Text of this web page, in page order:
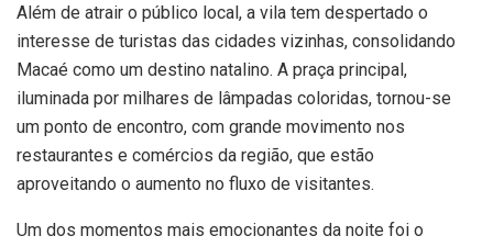
Além de atrair o público local, a vila tem despertado o
interesse de turistas das cidades vizinhas, consolidando
Macaé como um destino natalino. A praça principal,
iluminada por milhares de lâmpadas coloridas, tornou-se
um ponto de encontro, com grande movimento nos
restaurantes e comércios da região, que estão
aproveitando o aumento no fluxo de visitantes.
Um dos momentos mais emocionantes da noite foi o